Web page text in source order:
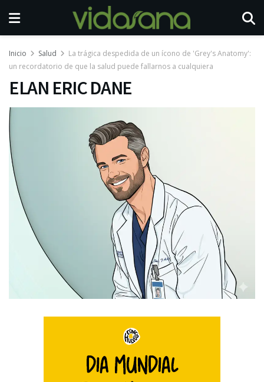
Inicio Salud
La trágica despedida de un ícono de 'Grey's Anatomy':
un recordatorio de que la salud puede fallarnos a cualquiera
ELAN ERIC DANE